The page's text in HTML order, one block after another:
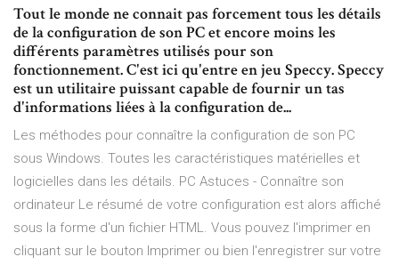
Tout le monde ne connait pas forcement tous les détails
de la configuration de son PC et encore moins les
différents paramètres utilisés pour son
fonctionnement. C'est ici qu'entre en jeu Speccy. Speccy
est un utilitaire puissant capable de fournir un tas
d'informations liées à la configuration de...
Les méthodes pour connaître la configuration de son PC
sous Windows. Toutes les caractéristiques matérielles et
logicielles dans les détails. PC Astuces - Connaître son
ordinateur Le résumé de votre configuration est alors affiché
sous la forme d'un fichier HTML. Vous pouvez l'imprimer en
cliquant sur le bouton Imprimer ou bien l'enregistrer sur votre